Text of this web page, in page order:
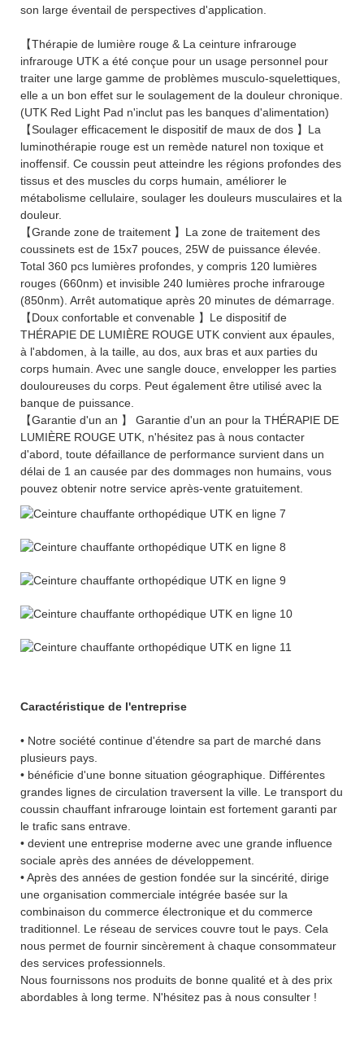
son large éventail de perspectives d'application.
【Thérapie de lumière rouge & La ceinture infrarouge
infrarouge UTK a été conçue pour un usage personnel pour
traiter une large gamme de problèmes musculo-squelettiques,
elle a un bon effet sur le soulagement de la douleur chronique.
(UTK Red Light Pad n'inclut pas les banques d'alimentation)
【Soulager efficacement le dispositif de maux de dos 】La
luminothérapie rouge est un remède naturel non toxique et
inoffensif. Ce coussin peut atteindre les régions profondes des
tissus et des muscles du corps humain, améliorer le
métabolisme cellulaire, soulager les douleurs musculaires et la
douleur.
【Grande zone de traitement 】La zone de traitement des
coussinets est de 15x7 pouces, 25W de puissance élevée.
Total 360 pcs lumières profondes, y compris 120 lumières
rouges (660nm) et invisible 240 lumières proche infrarouge
(850nm). Arrêt automatique après 20 minutes de démarrage.
【Doux confortable et convenable 】Le dispositif de
THÉRAPIE DE LUMIÈRE ROUGE UTK convient aux épaules,
à l'abdomen, à la taille, au dos, aux bras et aux parties du
corps humain. Avec une sangle douce, envelopper les parties
douloureuses du corps. Peut également être utilisé avec la
banque de puissance.
【Garantie d'un an 】 Garantie d'un an pour la THÉRAPIE DE
LUMIÈRE ROUGE UTK, n'hésitez pas à nous contacter
d'abord, toute défaillance de performance survient dans un
délai de 1 an causée par des dommages non humains, vous
pouvez obtenir notre service après-vente gratuitement.
Caractéristique de l'entreprise
• Notre société continue d'étendre sa part de marché dans
plusieurs pays.
• bénéficie d'une bonne situation géographique. Différentes
grandes lignes de circulation traversent la ville. Le transport du
coussin chauffant infrarouge lointain est fortement garanti par
le trafic sans entrave.
• devient une entreprise moderne avec une grande influence
sociale après des années de développement.
• Après des années de gestion fondée sur la sincérité, dirige
une organisation commerciale intégrée basée sur la
combinaison du commerce électronique et du commerce
traditionnel. Le réseau de services couvre tout le pays. Cela
nous permet de fournir sincèrement à chaque consommateur
des services professionnels.
Nous fournissons nos produits de bonne qualité et à des prix
abordables à long terme. N'hésitez pas à nous consulter !